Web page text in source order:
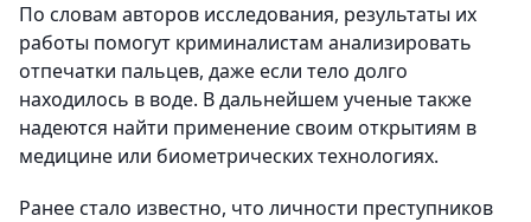
По словам авторов исследования, результаты их
работы помогут криминалистам анализировать
отпечатки пальцев, даже если тело долго
находилось в воде. В дальнейшем ученые также
надеются найти применение своим открытиям в
медицине или биометрических технологиях.
Ранее стало известно, что личности преступников